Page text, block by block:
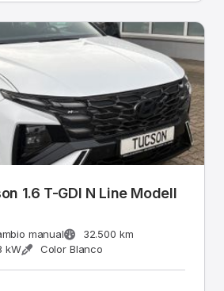
1.6 T-GDI N Line Modell
manual
32.500 km
kW Color Blanco